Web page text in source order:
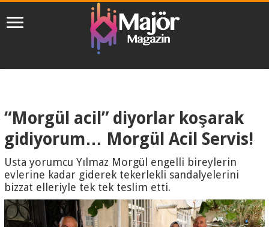
“Morgül acil” diyorlar koşarak
gidiyorum… Morgül Acil Servis!
Usta yorumcu Yılmaz Morgül engelli bireylerin
evlerine kadar giderek tekerlekli sandalyelerini
bizzat elleriyle tek tek teslim etti.